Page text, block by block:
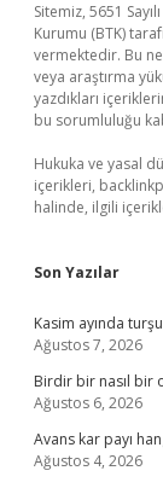
Sitemiz, 5651
Kurumu (BTK)
vermektedir. Bu
veya araştırma
yazdıkları
bu sorumluluğu
Hukuka ve yasal
içerikleri,
halinde, ilgili
Son Yazılar
Kasim ayında
Ağustos 7, 2026
Birdir bir nasıl bir
Ağustos 6, 2026
Avans kar payı
Ağustos 4, 2026